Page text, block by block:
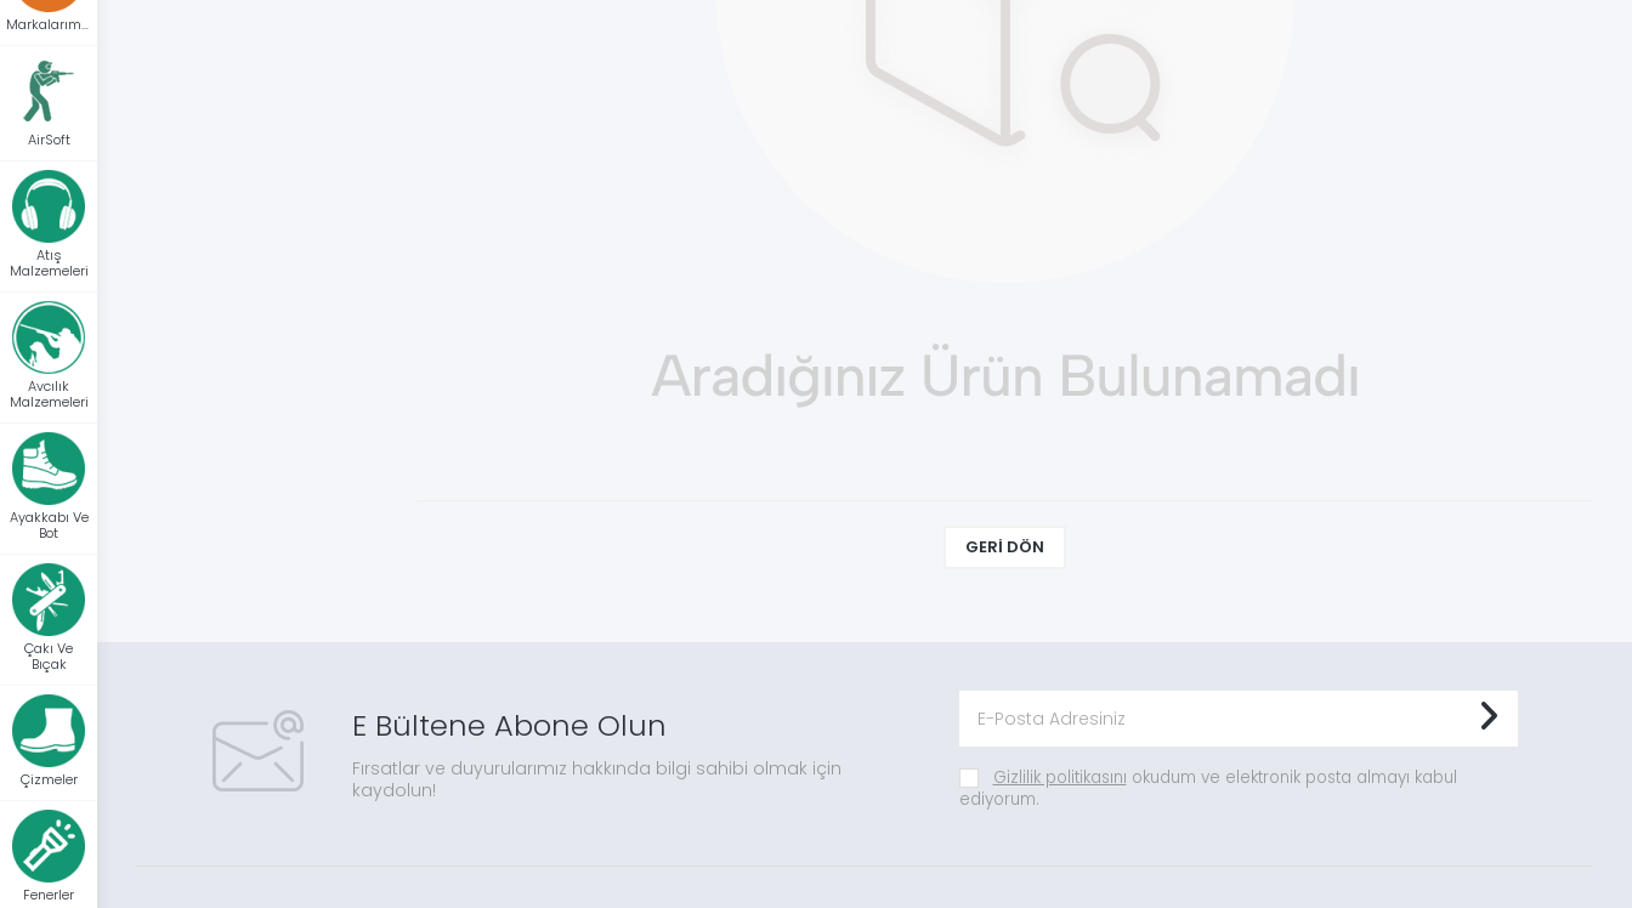
AirSoft
Atış
Malzemeleri
Avcılık
Malzemeleri
Ayakkabı Ve
Bot
Çakı Ve
Bıçak
Çizmeler
Fenerler
GERI DÖN
E Bültene Abone Olun
Fırsatlar ve duyurularımız hakkında bilgi sahibi olmak için
kaydolun!
Gizlilik politikasını okudum ve elektronik posta almayı kabul
ediyorum.